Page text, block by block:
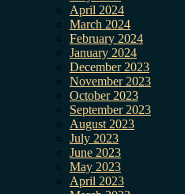
April 2024
March 2024
February 2024
January 2024
December 2023
November 2023
October 2023
September 2023
August 2023
July 2023
June 2023
May 2023
April 2023